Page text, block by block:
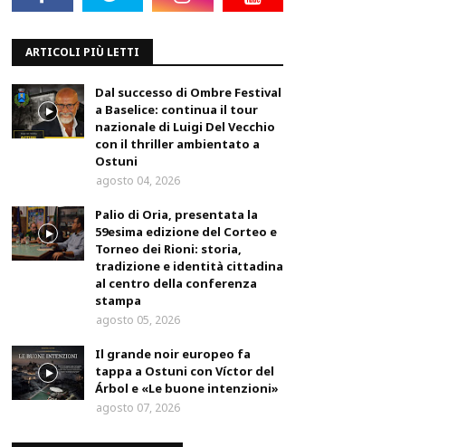
ARTICOLI PIÙ LETTI
Dal successo di Ombre Festival
a Baselice: continua il tour
nazionale di Luigi Del Vecchio
con il thriller ambientato a
Ostuni
agosto 04, 2026
Palio di Oria, presentata la
59esima edizione del Corteo e
Torneo dei Rioni: storia,
tradizione e identità cittadina
al centro della conferenza
stampa
agosto 05, 2026
Il grande noir europeo fa
tappa a Ostuni con Víctor del
Árbol e «Le buone intenzioni»
agosto 07, 2026